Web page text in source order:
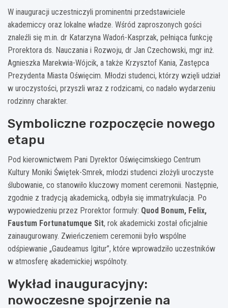
W inauguracji uczestniczyli prominentni przedstawiciele
akademiccy oraz lokalne władze. Wśród zaproszonych gości
znaleźli się m.in. dr Katarzyna Wadoń-Kasprzak, pełniąca funkcję
Prorektora ds. Nauczania i Rozwoju, dr Jan Czechowski, mgr inż.
Agnieszka Marekwia-Wójcik, a także Krzysztof Kania, Zastępca
Prezydenta Miasta Oświęcim. Młodzi studenci, którzy wzięli udział
w uroczystości, przyszli wraz z rodzicami, co nadało wydarzeniu
rodzinny charakter.
Symboliczne rozpoczęcie nowego
etapu
Pod kierownictwem Pani Dyrektor Oświęcimskiego Centrum
Kultury Moniki Świętek-Smrek, młodzi studenci złożyli uroczyste
ślubowanie, co stanowiło kluczowy moment ceremonii. Następnie,
zgodnie z tradycją akademicką, odbyła się immatrykulacja. Po
wypowiedzeniu przez Prorektor formuły: Quod Bonum, Felix,
Faustum Fortunatumque Sit, rok akademicki został oficjalnie
zainaugurowany. Zwieńczeniem ceremonii było wspólne
odśpiewanie „Gaudeamus Igitur”, które wprowadziło uczestników
w atmosferę akademickiej wspólnoty.
Wykład inauguracyjny:
nowoczesne spojrzenie na